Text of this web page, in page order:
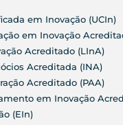
em Inovação (UCIn)
em Inovação
Acreditado (LInA)
Acreditada (INA)
Acreditado (PAA)
em Inovação
(EIn)